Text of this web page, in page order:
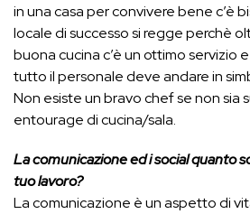
in una casa per convivere bene c’è
locale di successo si regge perchè
buona cucina c’è un ottimo servizio
tutto il personale deve andare in
Non esiste un bravo chef se non sia
entourage di cucina/sala.
La comunicazione ed i social quanto
tuo lavoro?
La comunicazione è un aspetto di